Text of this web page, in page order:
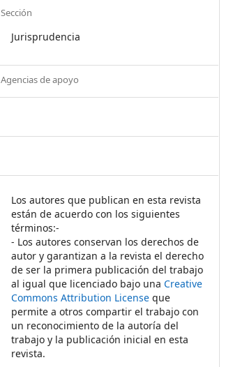
Sección
Jurisprudencia
Agencias de apoyo
Los autores que publican en esta revista
están de acuerdo con los siguientes
términos:-
- Los autores conservan los derechos de
autor y garantizan a la revista el derecho
de ser la primera publicación del trabajo
al igual que licenciado bajo unaCreative
Commons Attribution License que
permite a otros compartir el trabajo con
un reconocimiento de la autoría del
trabajo y la publicación inicial en esta
revista.